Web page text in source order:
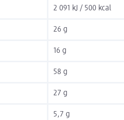
2 091 kJ / 500 kcal
26 g
16 g
58 g
27 g
5,7 g